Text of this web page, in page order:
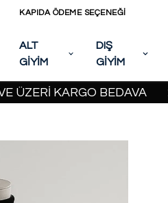
KAPIDA ÖDEME SEÇENEĞİ
ALT
GİYİM
DIŞ
GİYİM
KARGO BEDAVA 2.